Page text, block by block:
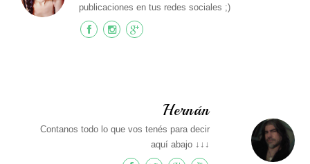
publicaciones en tus redes sociales ;)
Hernán
Contanos todo lo que vos tenés para decir
aquí abajo ↓↓↓